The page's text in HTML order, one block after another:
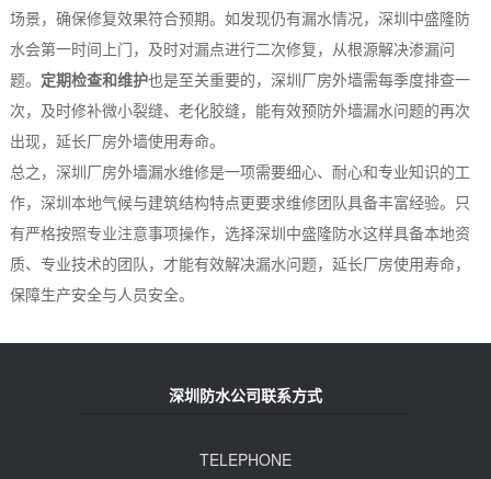
场景，确保修复效果符合预期。如发现仍有漏水情况，深圳中盛隆防
水会第一时间上门，及时对漏点进行二次修复，从根源解决渗漏问
题。 定期检查和维护也是至关重要的，深圳厂房外墙需每季度排查一
次，及时修补微小裂缝、老化胶缝，能有效预防外墙漏水问题的再次
出现，延长厂房外墙使用寿命。
总之，深圳厂房外墙漏水维修是一项需要细心、耐心和专业知识的工
作，深圳本地气候与建筑结构特点更要求维修团队具备丰富经验。只
有严格按照专业注意事项操作，选择深圳中盛隆防水这样具备本地资
质、专业技术的团队，才能有效解决漏水问题，延长厂房使用寿命，
保障生产安全与人员安全。
深圳防水公司联系方式
TELEPHONE